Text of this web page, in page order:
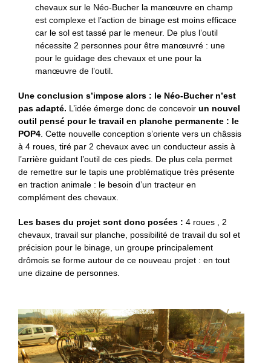
chevaux sur le Néo-Bucher la manœuvre en champ
est complexe et l’action de binage est moins efficace
car le sol est tassé par le meneur. De plus l’outil
nécessite 2 personnes pour être manœuvré : une
pour le guidage des chevaux et une pour la
manœuvre de l’outil.
Une conclusion s’impose alors : le Néo-Bucher n’est
pas adapté. L’idée émerge donc de concevoir un nouvel
outil pensé pour le travail en planche permanente : le
POP4 . Cette nouvelle conception s’oriente vers un châssis
à 4 roues, tiré par 2 chevaux avec un conducteur assis à
l’arrière guidant l’outil de ces pieds. De plus cela permet
de remettre sur le tapis une problématique très présente
en traction animale : le besoin d’un tracteur en
complément des chevaux.
Les bases du projet sont donc posées : 4 roues , 2
chevaux, travail sur planche, possibilité de travail du sol et
précision pour le binage, un groupe principalement
drômois se forme autour de ce nouveau projet : en tout
une dizaine de personnes.